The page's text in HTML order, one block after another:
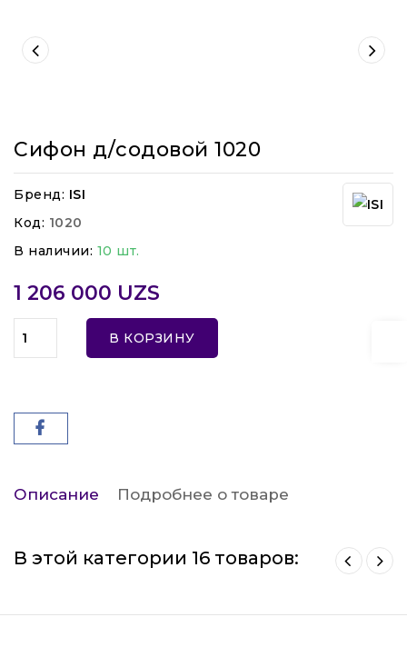
Сифон д/содовой 1020
Бренд: ISI
Код: 1020
В наличии: 10 шт.
1 206 000 UZS
В КОРЗИНУ
Описание Подробнее о товаре
В этой категории 16 товаров: